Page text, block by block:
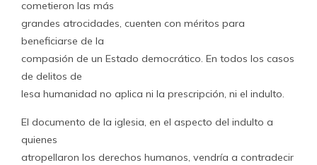
cometieron las más
grandes atrocidades, cuenten con méritos para
beneficiarse de la
compasión de un Estado democrático. En todos los casos
de delitos de
lesa humanidad no aplica ni la prescripción, ni el indulto.
El documento de la iglesia, en el aspecto del indulto a
quienes
atropellaron los derechos humanos, vendría a contradecir